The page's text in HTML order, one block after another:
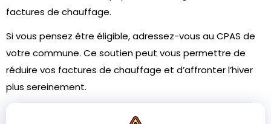
factures de chauffage.
Si vous pensez être éligible, adressez-vous au CPAS de
votre commune. Ce soutien peut vous permettre de
réduire vos factures de chauffage et d’affronter l’hiver
plus sereinement.